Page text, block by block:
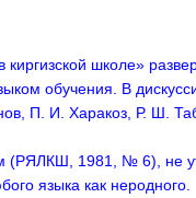
школе»
обучения. В
П. И. Харакоз, Р. Ш.
(РЯЛКШ, 1981, № 6), не
языка как неродного.